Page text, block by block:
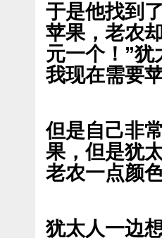
于是他找到
苹果，老农
元一个！”
我现在需要
但是自己非
果，但是犹
老农一点颜色
犹太人一边